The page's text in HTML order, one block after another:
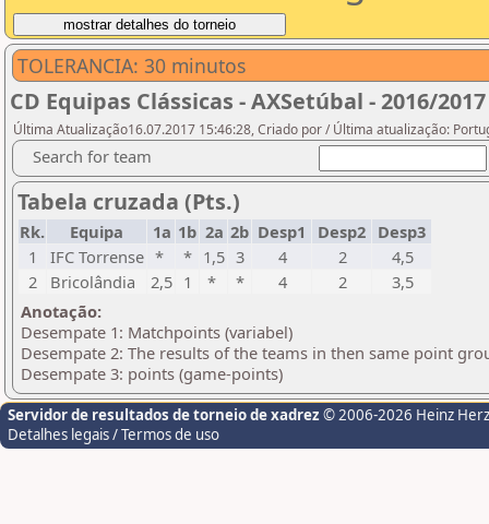
TOLERANCIA: 30 minutos
CD Equipas Clássicas - AXSetúbal - 2016/2017
Última Atualização16.07.2017 15:46:28, Criado por / Última atualização:
Search for team
Tabela cruzada (Pts.)
Rk. Equipa 1a 1b 2a 2b Desp1 Desp2 Desp3
1
IFC Torrense * * 1,5 3 4 2
4,5
2
Bricolândia 2,5 1 * * 4 2
3,5
Anotação:
Desempate 1: Matchpoints (variabel)
Desempate 2: The results of the teams in then same point
Desempate 3: points (game-points)
Servidor de resultados de torneio de xadrez © 2006-2026 Heinz
Detalhes legais / Termos de uso